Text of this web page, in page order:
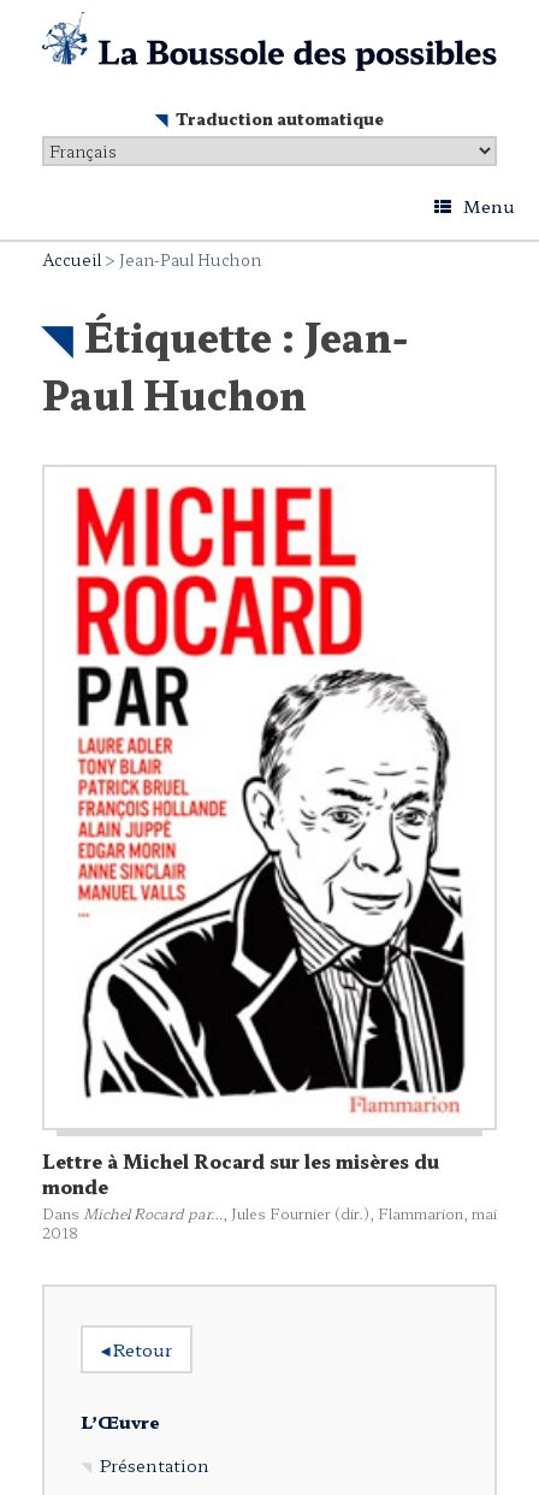
content
Traduction automatique
Menu
Accueil> Jean-Paul Huchon
Étiquette : Jean-
Paul Huchon
Lettre à Michel Rocard sur les misères du
monde
Dans Michel Rocard par… , Jules Fournier (dir.), Flammarion , mai
2018
◂Retour
L’Œuvre
Présentation